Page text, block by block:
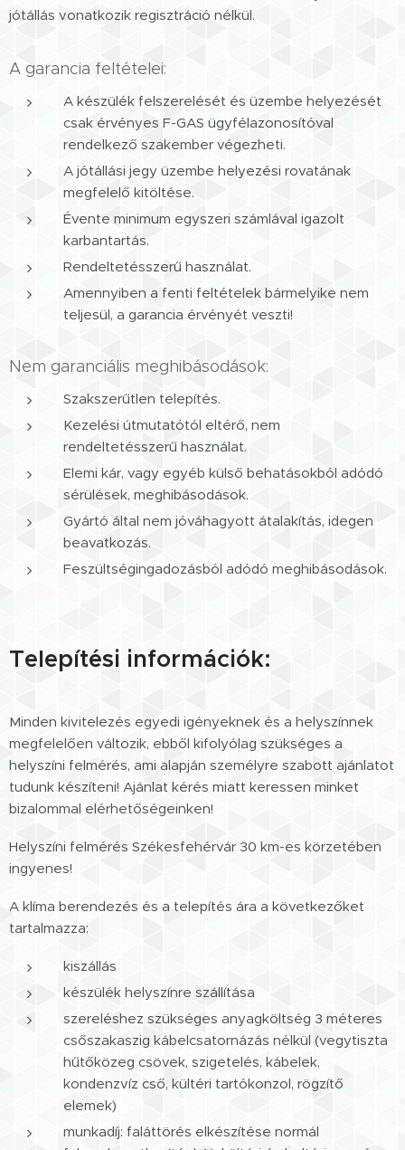
jótállás vonatkozik regisztráció nélkül.
A garancia feltételei:
A készülék felszerelését és üzembe helyezését
csak érvényes F-GAS ügyfélazonosítóval
rendelkező szakember végezheti.
A jótállási jegy üzembe helyezési rovatának
megfelelő kitöltése.
Évente minimum egyszeri számlával igazolt
karbantartás.
Rendeltetésszerű használat.
Amennyiben a fenti feltételek bármelyike nem
teljesül, a garancia érvényét veszti!
Nem garanciális meghibásodások:
Szakszerűtlen telepítés.
Kezelési útmutatótól eltérő, nem
rendeltetésszerű használat.
Elemi kár, vagy egyéb külső behatásokból adódó
sérülések, meghibásodások.
Gyártó által nem jóváhagyott átalakítás, idegen
beavatkozás.
Feszültségingadozásból adódó meghibásodások.
Telepítési információk:
Minden kivitelezés egyedi igényeknek és a helyszínnek
megfelelően változik, ebből kifolyólag szükséges a
helyszíni felmérés, ami alapján személyre szabott ajánlatot
tudunk készíteni! Ajánlat kérés miatt keressen minket
bizalommal elérhetőségeinken!
Helyszíni felmérés Székesfehérvár 30 km-es körzetében
ingyenes!
A klíma berendezés és a telepítés ára a következőket
tartalmazza:
kiszállás
készülék helyszínre szállítása
szereléshez szükséges anyagköltség 3 méteres
csőszakaszig kábelcsatornázás nélkül (vegytiszta
hűtőközeg csövek, szigetelés, kábelek,
kondenzvíz cső, kültéri tartókonzol, rögzítő
elemek)
munkadíj: faláttörés elkészítése normál